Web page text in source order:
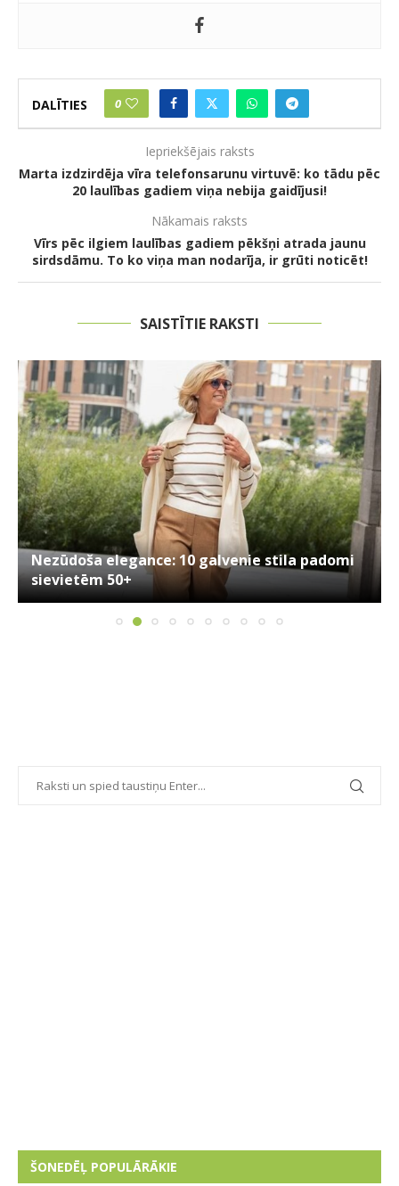
DALĪTIES 0
Iepriekšējais raksts
Marta izdzirdēja vīra telefonsarunu virtuvē: ko tādu pēc
20 laulības gadiem viņa nebija gaidījusi!
Nākamais raksts
Vīrs pēc ilgiem laulības gadiem pēkšņi atrada jaunu
sirdsdāmu. To ko viņa man nodarīja, ir grūti noticēt!
SAISTĪTIE RAKSTI
Nezūdoša elegance: 10 galvenie stila padomi
sievietēm 50+
ŠONEDĒĻ POPULĀRĀKIE